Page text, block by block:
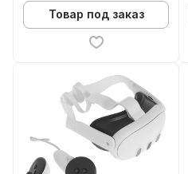
Товар под заказ